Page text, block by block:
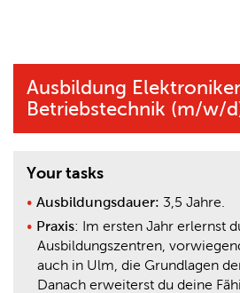
Ausbildung
Betriebstechnik (m/w/
Your tasks
Ausbildungsdauer: 3,5 Jahre.
Praxis: Im ersten Jahr erlernst
Ausbildungszentren,
auch in Ulm, die Grundlagen
Danach erweiterst du deine